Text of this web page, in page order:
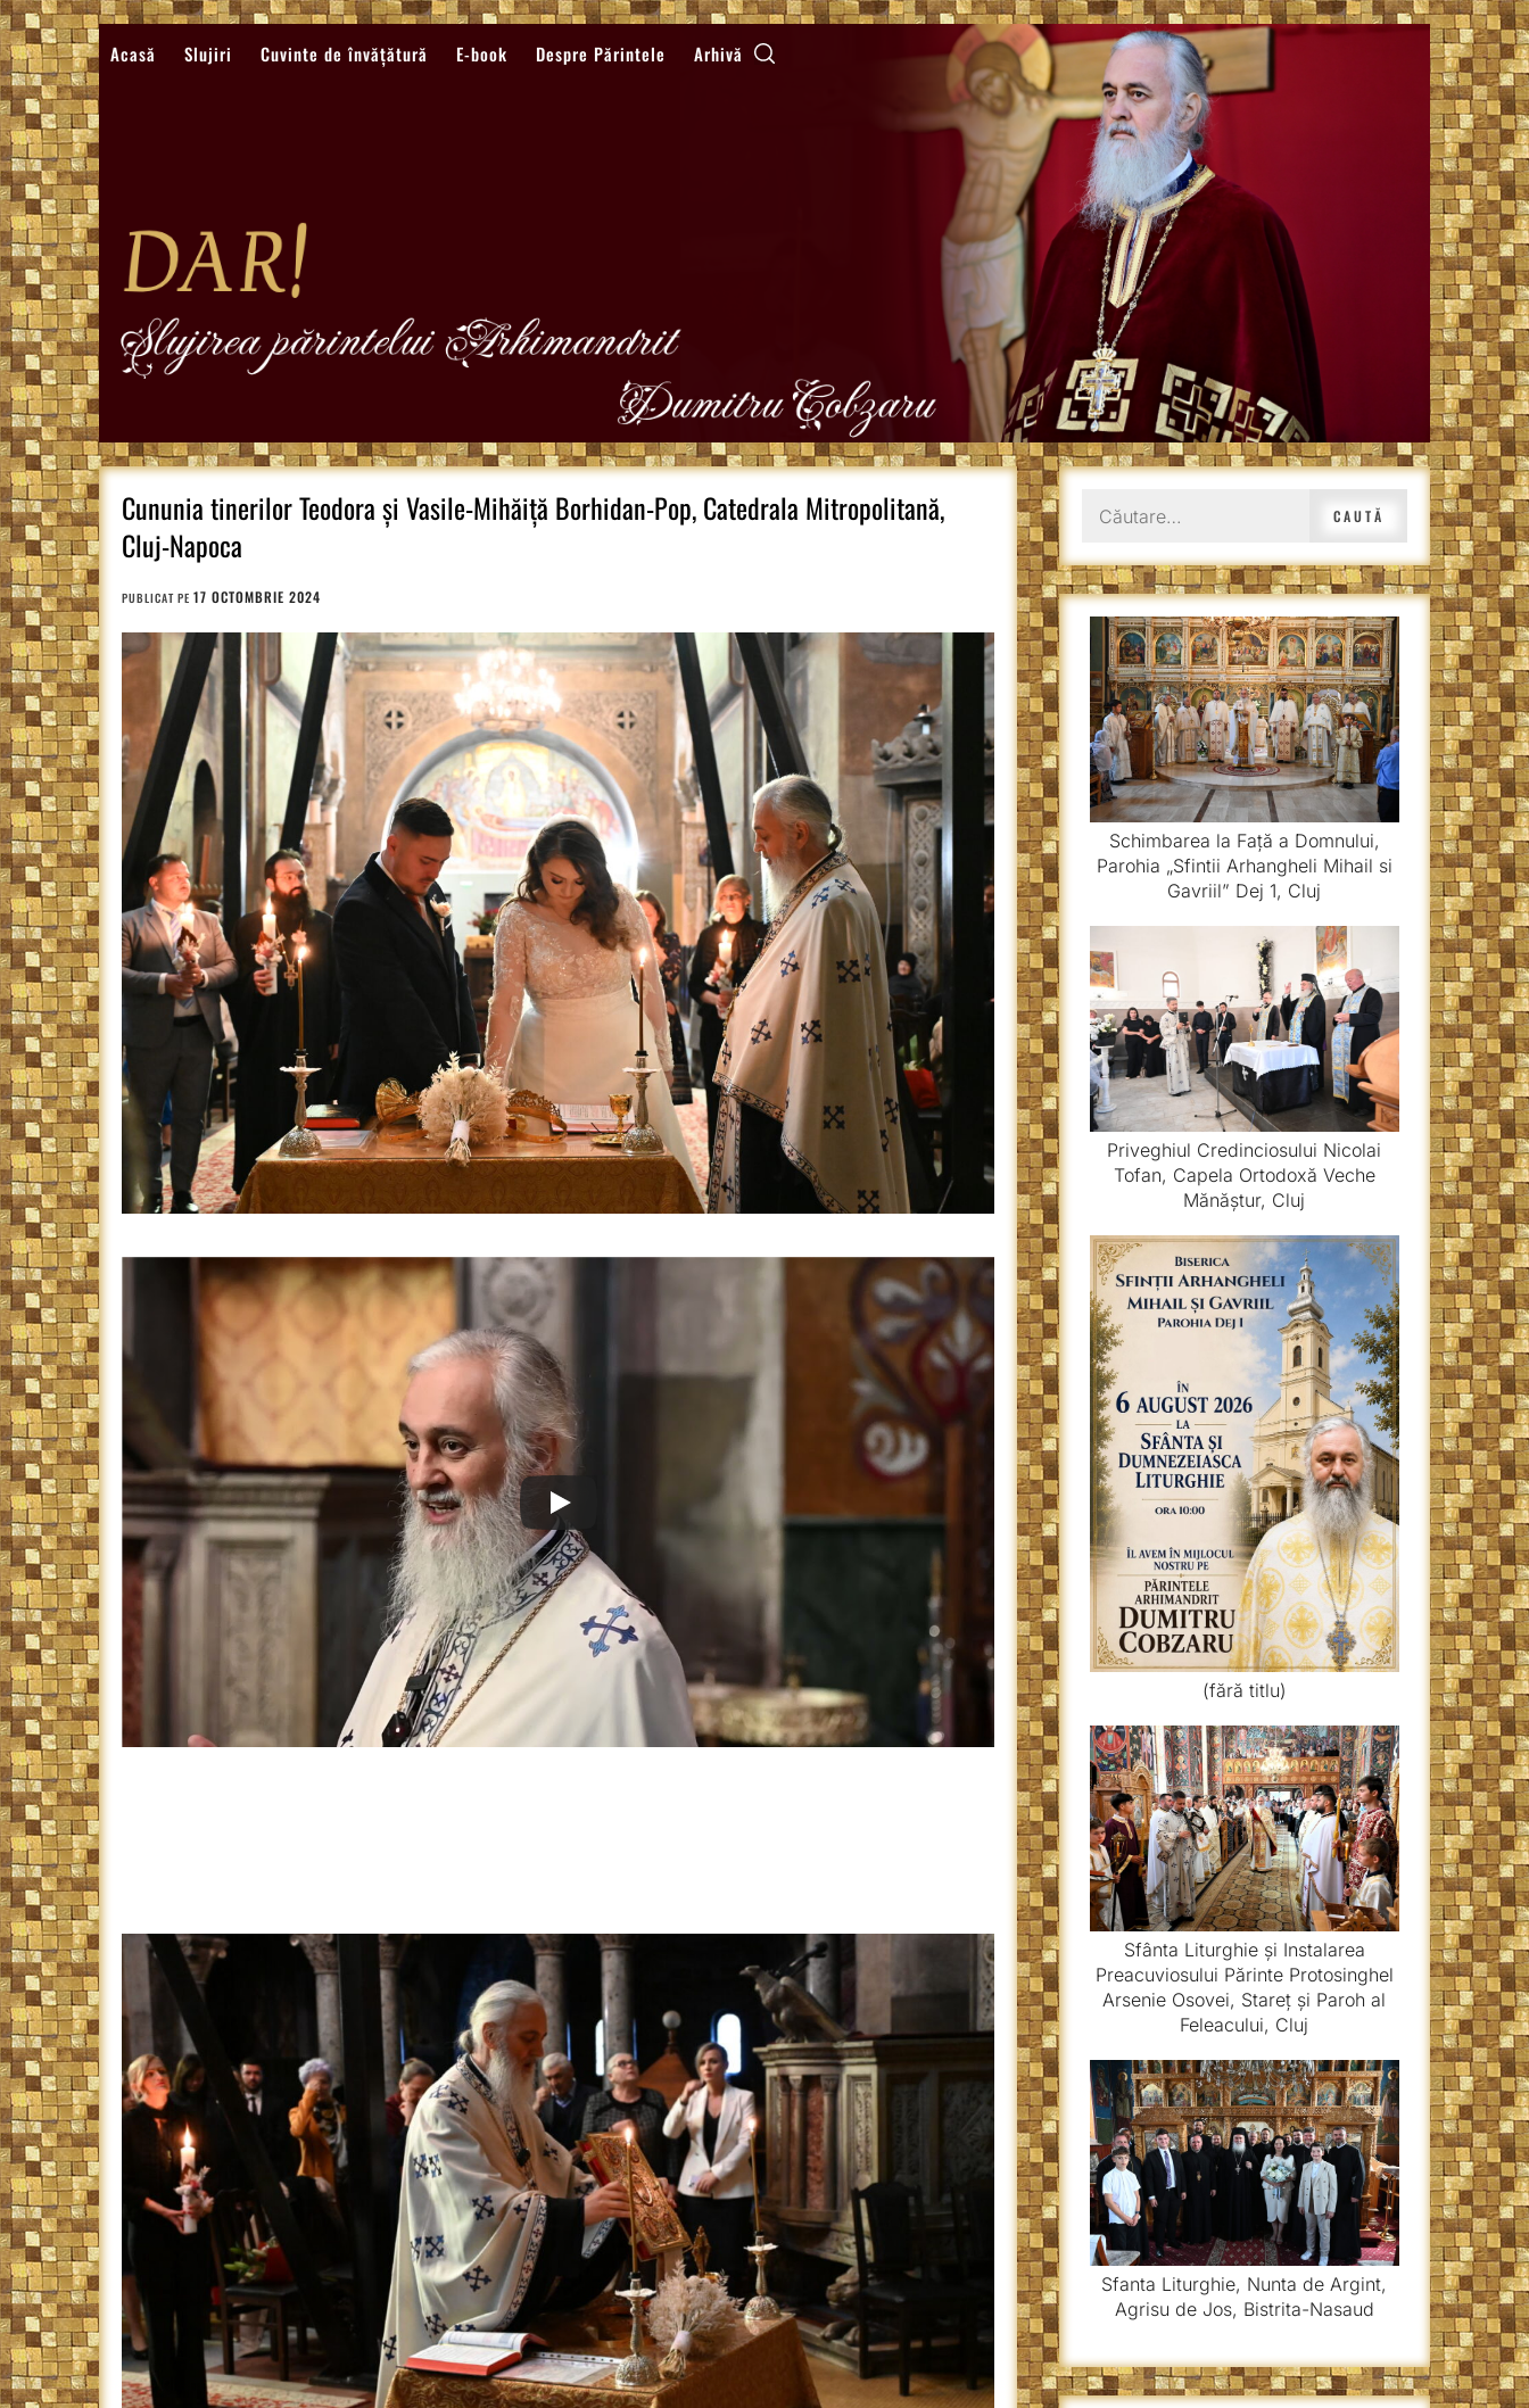
Sari
la
conținut
Acasă Slujiri Cuvinte de învățătură E-book Despre Părintele Arhivă
Cununia tinerilor Teodora și Vasile-Mihăiță Borhidan-Pop, Catedrala Mitropolitană,
Cluj-Napoca
PUBLICAT PE 17 OCTOMBRIE 2024
după:
Schimbarea la Față a Domnului,
Parohia „Sfintii Arhangheli Mihail si
Gavriil” Dej 1, Cluj
Priveghiul Credinciosului Nicolai
Tofan, Capela Ortodoxă Veche
Mănăștur, Cluj
(fără titlu)
Sfânta Liturghie și Instalarea
Preacuviosului Părinte Protosinghel
Arsenie Osovei, Stareț și Paroh al
Feleacului, Cluj
Sfanta Liturghie, Nunta de Argint,
Agrisu de Jos, Bistrita-Nasaud